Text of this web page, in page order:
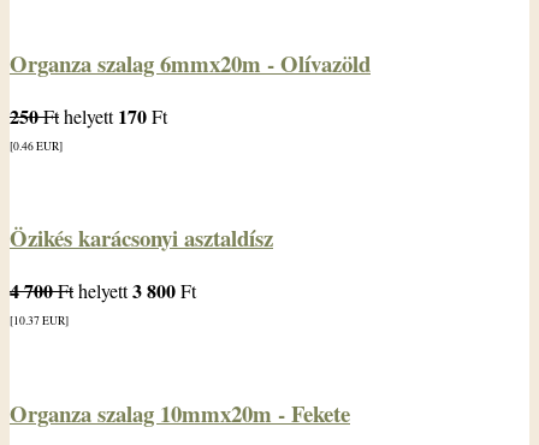
Organza szalag 6mmx20m - Olívazöld
250Fthelyett170Ft
[0.46EUR]
Özikés karácsonyi asztaldísz
4 700Fthelyett3 800Ft
[10.37EUR]
Organza szalag 10mmx20m - Fekete